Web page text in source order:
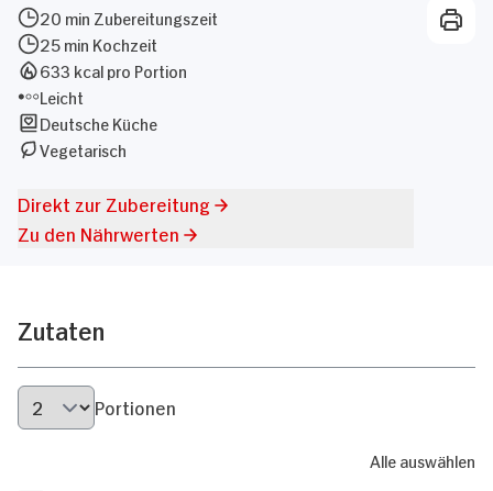
20 min Zubereitungszeit
25 min Kochzeit
633 kcal pro Portion
Leicht
Deutsche Küche
Vegetarisch
Direkt zur Zubereitung
Zu den Nährwerten
Zutaten
Portionen
Alle auswählen